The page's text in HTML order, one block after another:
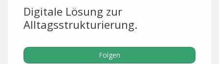
Digitale Lösung zur
Alltagsstrukturierung.
Folgen